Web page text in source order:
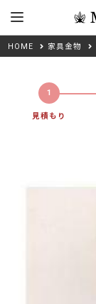
HOME 家具金物
見積もり